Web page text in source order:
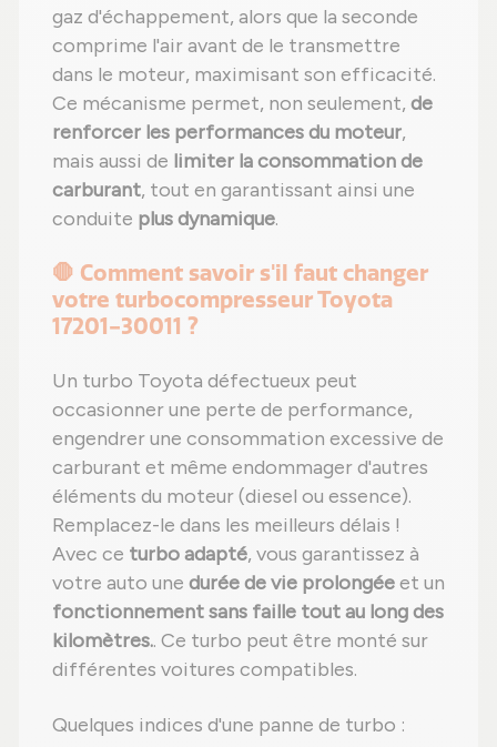
gaz d'échappement, alors que la seconde
comprime l'air avant de le transmettre
dans le moteur, maximisant son efficacité.
Ce mécanisme permet, non seulement, de
renforcer les performances du moteur,
mais aussi de limiter la consommation de
carburant, tout en garantissant ainsi une
conduite plus dynamique.
🛑 Comment savoir s'il faut changer
votre turbocompresseur Toyota
17201-30011 ?
Un turbo Toyota défectueux peut
occasionner une perte de performance,
engendrer une consommation excessive de
carburant et même endommager d'autres
éléments du moteur (diesel ou essence).
Remplacez-le dans les meilleurs délais !
Avec ce turbo adapté, vous garantissez à
votre auto une durée de vie prolongéeet un
fonctionnement sans faille tout au long des
kilomètres.. Ce turbo peut être monté sur
différentes voitures compatibles.
Quelques indices d'une panne de turbo :